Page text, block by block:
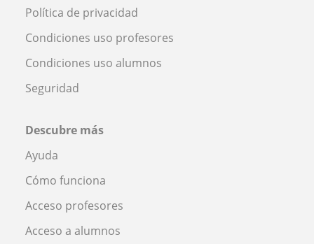
Política de privacidad
Condiciones uso profesores
Condiciones uso alumnos
Seguridad
Descubre más
Ayuda
Cómo funciona
Acceso profesores
Acceso a alumnos